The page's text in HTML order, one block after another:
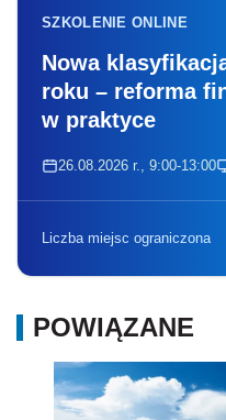
SZKOLENIE ONLINE
Nowa
roku – reforma
w praktyce
26.08.2026 r., 9:00-13:00
Liczba miejsc ograniczona
POWIĄZANE